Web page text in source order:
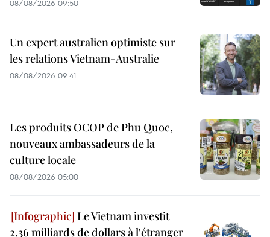
08/08/2026 09:50
Un expert australien optimiste sur
les relations Vietnam-Australie
08/08/2026 09:41
Les produits OCOP de Phu Quoc,
nouveaux ambassadeurs de la
culture locale
08/08/2026 05:00
Le Vietnam investit
2,36 milliards de dollars à l'étranger